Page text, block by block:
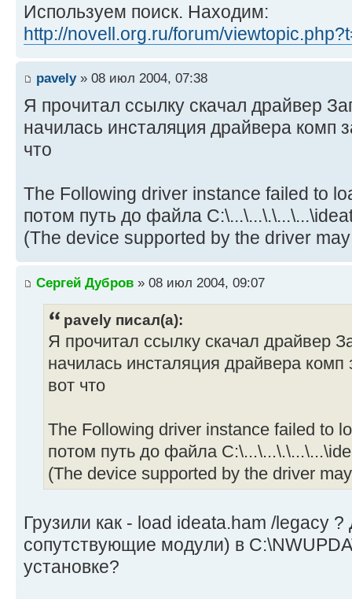
Используем поиск. Находим:
http://novell.org.ru/forum/
pavely» 08 июл 2004, 07:38
Я прочитал ссылку скачал драйвер
начилась инсталяция драйвера комп
что
The Following driver instance failed to
потом путь до файла
(The device supported by the driver
Сергей Дубров » 08 июл 2004, 09:07
pavely писал(а):
Я прочитал ссылку скачал драйвер
начилась инсталяция драйвера
вот что
The Following driver instance failed to
потом путь до файла
(The device supported by the driver
Грузили как - load ideata.ham /legacy
сопутствующие модули) в
установке?